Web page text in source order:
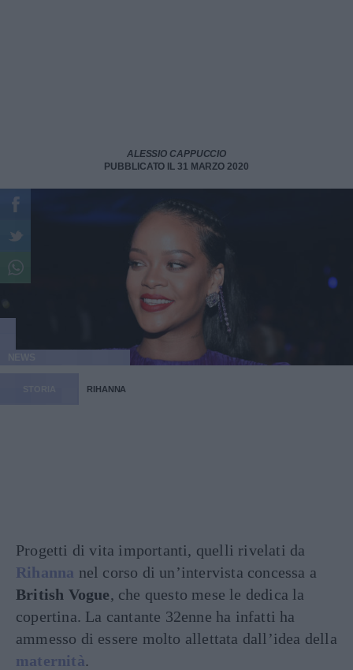
ALESSIO CAPPUCCIO
PUBBLICATO IL 31 MARZO 2020
RIHANNA
Progetti di vita importanti, quelli rivelati da
Rihanna nel corso di un’intervista concessa a
British Vogue, che questo mese le dedica la
copertina. La cantante 32enne ha infatti ha
ammesso di essere molto allettata dall’idea della
maternità.